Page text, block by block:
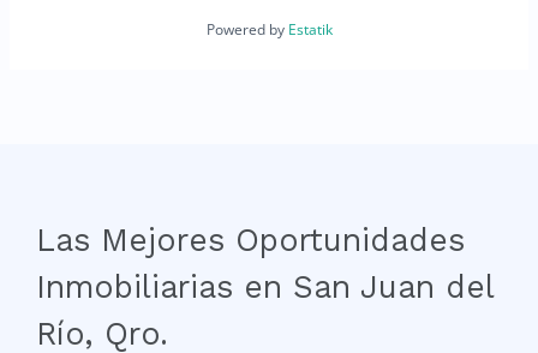
Powered by Estatik
Las Mejores Oportunidades
Inmobiliarias en San Juan del
Río, Qro.